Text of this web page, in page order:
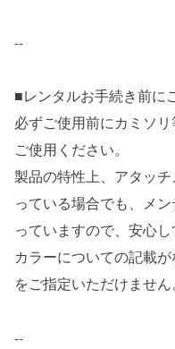
--
■レンタルお手続き前に
必ずご使用前にカミソ
ご使用ください。
製品の特性上、アタッ
っている場合でも、メ
っていますので、安心し
カラーについての記載
をご指定いただけません。
--